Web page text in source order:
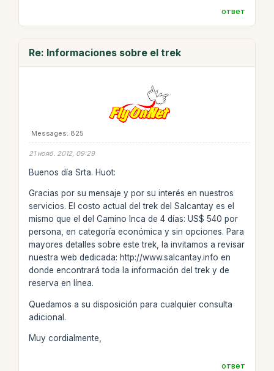
ответ
Re: Informaciones sobre el trek
Messages: 825
21 нояб. 2012, 09:29
Buenos día Srta. Huot:
Gracias por su mensaje y por su interés en nuestros
servicios. El costo actual del trek del Salcantay es el
mismo que el del Camino Inca de 4 días: US$ 540 por
persona, en categoría económica y sin opciones. Para
mayores detalles sobre este trek, la invitamos a revisar
nuestra web dedicada: http://www.salcantay.info en
donde encontrará toda la información del trek y de
reserva en línea.
Quedamos a su disposición para cualquier consulta
adicional.
Muy cordialmente,
ответ